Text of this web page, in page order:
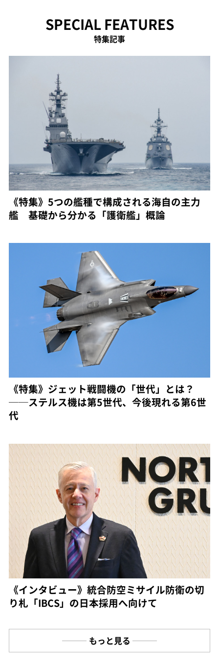
SPECIAL FEATURES
特集記事
《特集》5つの艦種で構成される海自の主力
艦 基礎から分かる「護衛艦」概論
《特集》ジェット戦闘機の「世代」とは？
──ステルス機は第5世代、今後現れる第6世
代
《インタビュー》統合防空ミサイル防衛の切
り札「IBCS」の日本採用へ向けて
もっと見る